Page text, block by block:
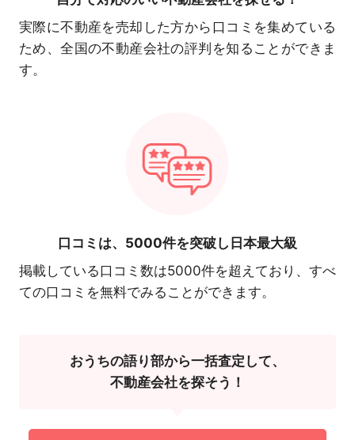
実際に不動産を売却した方から口コミを集めている
ため、全国の不動産会社の評判を知ることができま
す。
口コミは、 5000件を突破し日本最大級
掲載している口コミ数は5000件を超えており、すべ
ての口コミを無料でみることができます。
おうちの語り部から一括査定して、
不動産会社を探そう！